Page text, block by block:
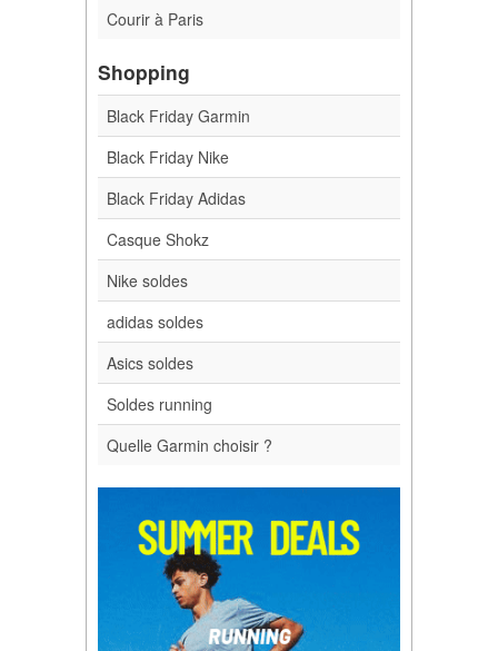
Courir à Paris
Shopping
Black Friday Garmin
Black Friday Nike
Black Friday Adidas
Casque Shokz
Nike soldes
adidas soldes
Asics soldes
Soldes running
Quelle Garmin choisir ?